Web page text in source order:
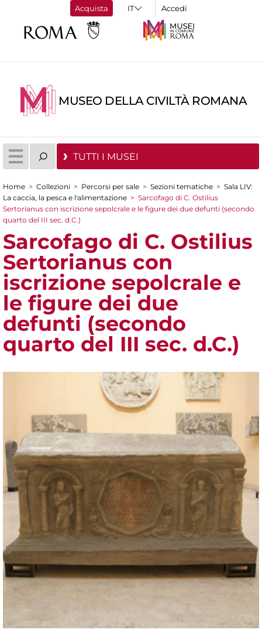
Acquista Accedi
MUSEO DELLA CIVILTÀ ROMANA
TUTTI I MUSEI
Tu sei qui
Home > Collezioni > Percorsi per sale > Sezioni tematiche > Sala LIV:
La caccia, la pesca e l'alimentazione > Sarcofago di C. Ostilius
Sertorianus con iscrizione sepolcrale e le figure dei due defunti (secondo
quarto del III sec. d.C.)
Sarcofago di C. Ostilius
Sertorianus con
iscrizione sepolcrale e
le figure dei due
defunti (secondo
quarto del III sec. d.C.)